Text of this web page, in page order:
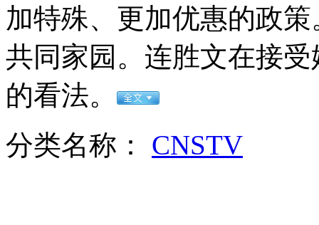
无痛分娩是否安全 医生回应
外交部：反对强权政治霸凌主义
外交部：有关国家言论片面不公正
加特殊、更加优惠的政
共同家园。连胜文在接
的看法。
分类名称： CNSTV